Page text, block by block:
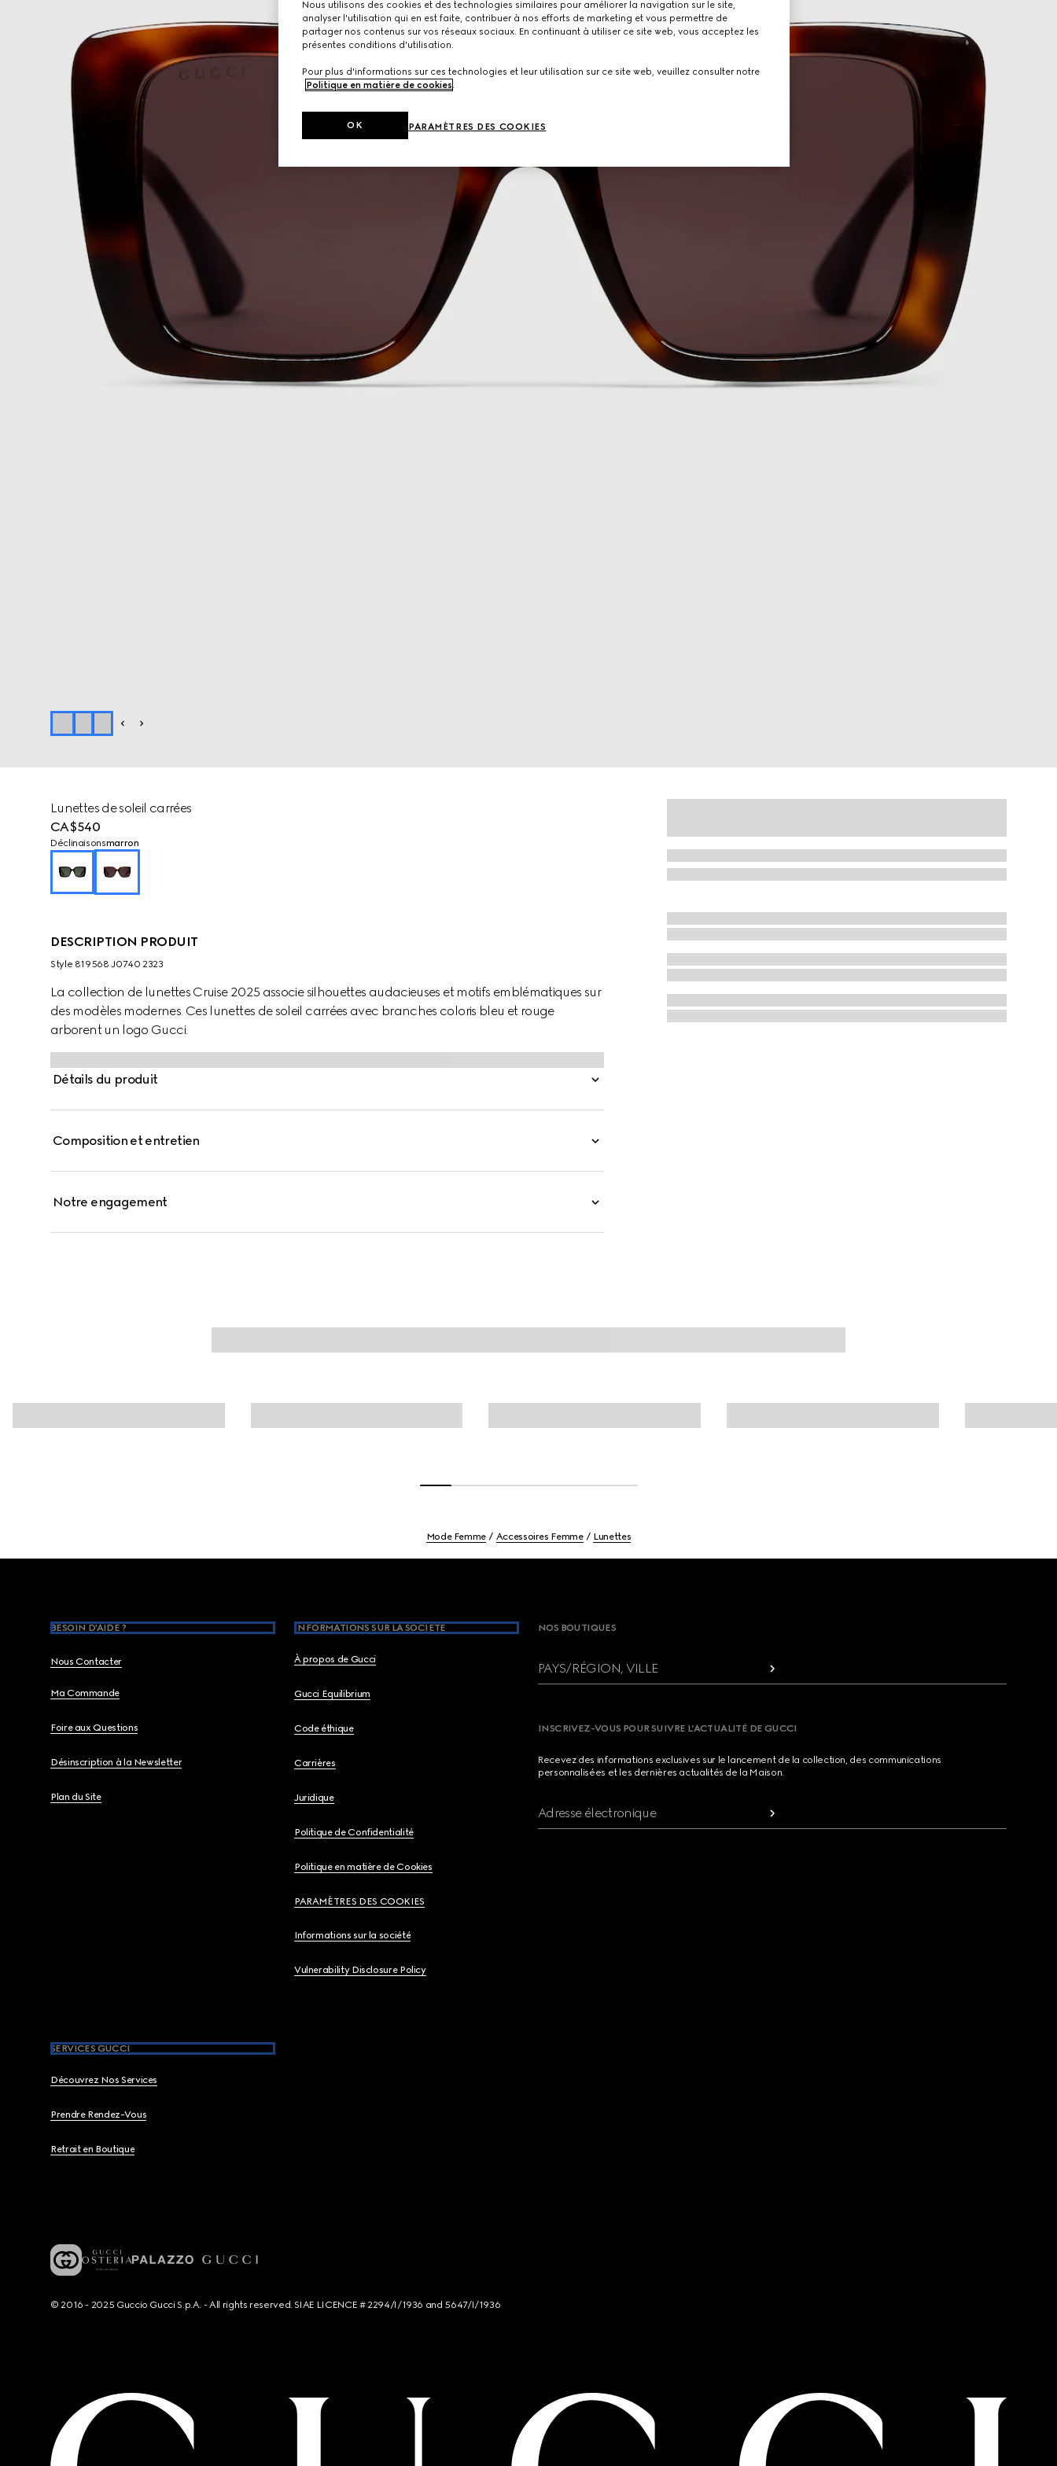
Lunettes de soleil carrées
CA$540
Déclinaisonsmarron
DESCRIPTION PRODUIT
Style ‎819568 J0740 2323
La collection de lunettes Cruise 2025 associe silhouettes audacieuses et motifs emblématiques sur
des modèles modernes. Ces lunettes de soleil carrées avec branches coloris bleu et rouge
arborent un logo Gucci.
Détails du produit
Composition et entretien
Notre engagement
Mode Femme Accessoires Femme Lunettes
BESOIN D'AIDE ?
Nous Contacter
Ma Commande
Foire aux Questions
Désinscription à la Newsletter
Plan du Site
INFORMATIONS SUR LA SOCIETE
À propos de Gucci
Gucci Equilibrium
Code éthique
Carrières
Juridique
Politique de Confidentialité
Politique en matière de Cookies
PARAMÈTRES DES COOKIES
Informations sur la société
Vulnerability Disclosure Policy
SERVICES GUCCI
Découvrez Nos Services
Prendre Rendez-Vous
Retrait en Boutique
NOS BOUTIQUES
PAYS/RÉGION, VILLE
INSCRIVEZ-VOUS POUR SUIVRE L’ACTUALITÉ DE GUCCI
Recevez des informations exclusives sur le lancement de la collection, des communications
personnalisées et les dernières actualités de la Maison.
Adresse électronique
© 2016 - 2025 Guccio Gucci S.p.A. - All rights reserved. SIAE LICENCE # 2294/I/1936 and 5647/I/1936
Nous utilisons des cookies et des technologies similaires pour améliorer la navigation sur le site,
analyser l'utilisation qui en est faite, contribuer à nos efforts de marketing et vous permettre de
partager nos contenus sur vos réseaux sociaux. En continuant à utiliser ce site web, vous acceptez les
présentes conditions d'utilisation.
Pour plus d'informations sur ces technologies et leur utilisation sur ce site web, veuillez consulter notre
Politique en matière de cookies
PARAMÈTRES DES COOKIES
OK